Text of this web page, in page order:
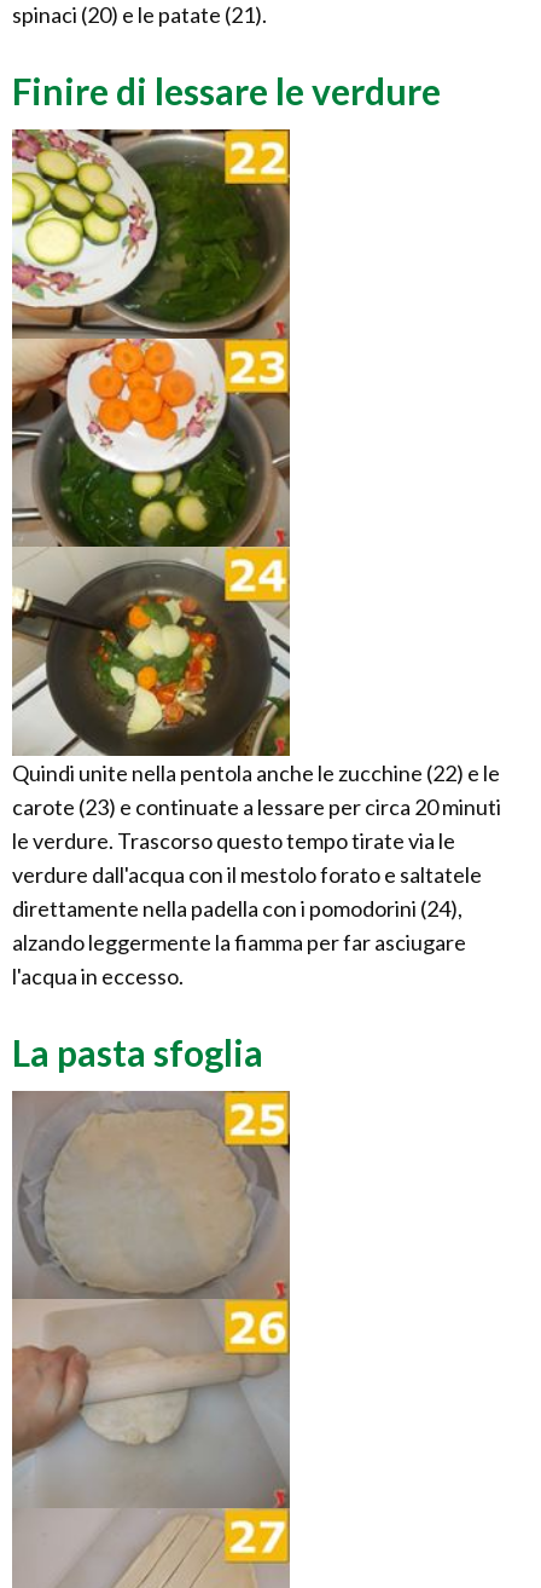
spinaci (20) e le patate (21).
Finire di lessare le verdure
Quindi unite nella pentola anche le zucchine (22) e le
carote (23) e continuate a lessare per circa 20 minuti
le verdure. Trascorso questo tempo tirate via le
verdure dall'acqua con il mestolo forato e saltatele
direttamente nella padella con i pomodorini (24),
alzando leggermente la fiamma per far asciugare
l'acqua in eccesso.
La pasta sfoglia